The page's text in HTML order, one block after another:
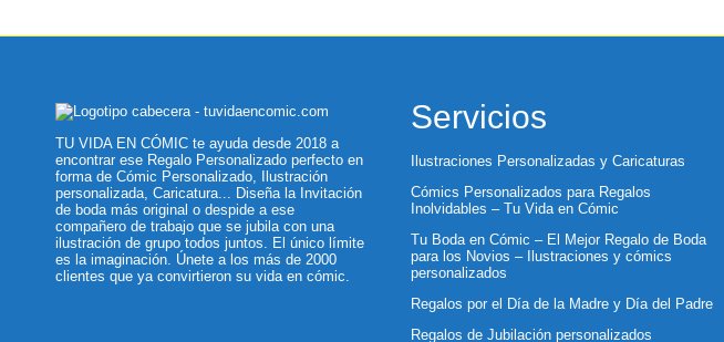
TU VIDA EN CÓMIC te ayuda desde 2018 a
encontrar ese Regalo Personalizado perfecto en
forma de Cómic Personalizado, Ilustración
personalizada, Caricatura... Diseña la Invitación
de boda más original o despide a ese
compañero de trabajo que se jubila con una
ilustración de grupo todos juntos. El único límite
es la imaginación. Únete a los más de 2000
clientes que ya convirtieron su vida en cómic.
Servicios
Ilustraciones Personalizadas y Caricaturas
Cómics Personalizados para Regalos
Inolvidables – Tu Vida en Cómic
Tu Boda en Cómic – El Mejor Regalo de Boda
para los Novios – Ilustraciones y cómics
personalizados
Regalos por el Día de la Madre y Día del Padre
Regalos de Jubilación personalizados